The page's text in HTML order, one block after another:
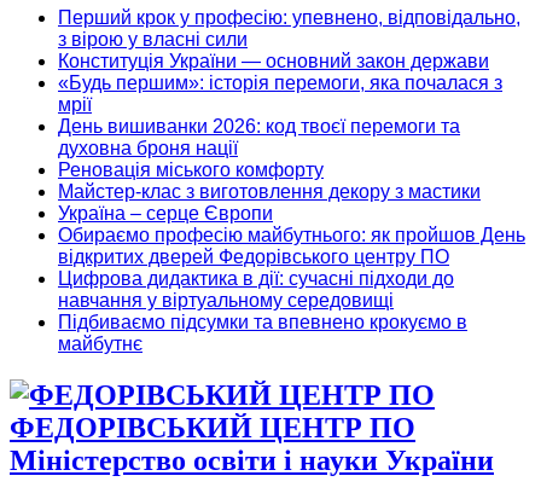
Перший крок у професію: упевнено, відповідально,
з вірою у власні сили
Конституція України — основний закон держави
«Будь першим»: історія перемоги, яка почалася з
мрії
День вишиванки 2026: код твоєї перемоги та
духовна броня нації
Реновація міського комфорту
Майстер-клас з виготовлення декору з мастики
Україна – серце Європи
Обираємо професію майбутнього: як пройшов День
відкритих дверей Федорівського центру ПО
Цифрова дидактика в дії: сучасні підходи до
навчання у віртуальному середовищі
Підбиваємо підсумки та впевнено крокуємо в
майбутнє
ФЕДОРІВСЬКИЙ ЦЕНТР ПО
Міністерство освіти і науки України